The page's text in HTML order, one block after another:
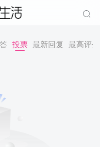
投票 最新回复 最高评分